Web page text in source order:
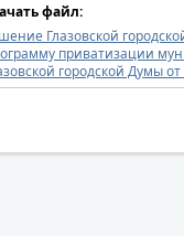
файл:
Глазовской
приватизации
городской Думы